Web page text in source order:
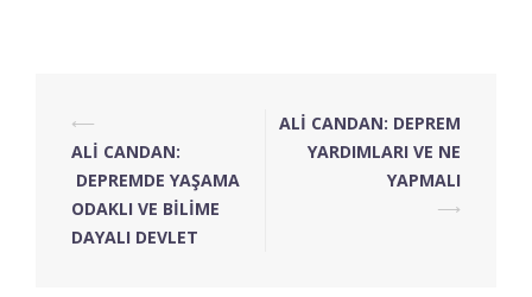
⟵
ALİ CANDAN:
DEPREMDE YAŞAMA
ODAKLI VE BİLİME
DAYALI DEVLET
ALİ CANDAN: DEPREM
YARDIMLARI VE NE
YAPMALI
⟶